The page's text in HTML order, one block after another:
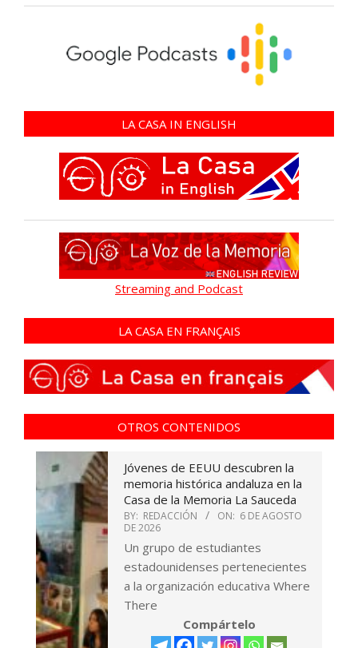
LA CASA IN ENGLISH
Streaming and Podcast
LA CASA EN FRANÇAIS
OTROS CONTENIDOS
Jóvenes de EEUU descubren la
memoria histórica andaluza en la
Casa de la Memoria La Sauceda
BY: REDACCIÓN ON: 6 DE AGOSTO
DE 2026
Un grupo de estudiantes
estadounidenses pertenecientes
a la organización educativa Where
There
Compártelo